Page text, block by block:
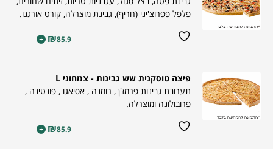
פלפל פפרוצ'יני (חריף), גבינת מוצרלה, קורט אורגנו.
₪85.9
+
פיצה טוסקנית שש גבינות - צמחוני L
תערובת גבינות פרמז'ן , רומנה , אסיאגו , פונטינה ,
פרובולונה ומוצרלה.
₪85.9
+